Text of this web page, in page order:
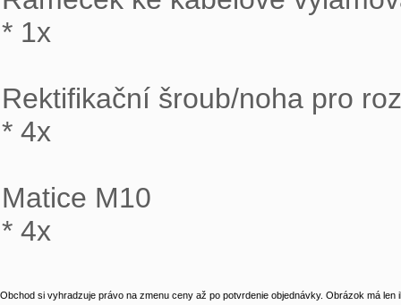
* 1x
Rektifikační šroub/noha pro
* 4x
Matice M10
* 4x
Obchod si vyhradzuje právo na zmenu ceny až po potvrdenie objednávky. Obrázok má len